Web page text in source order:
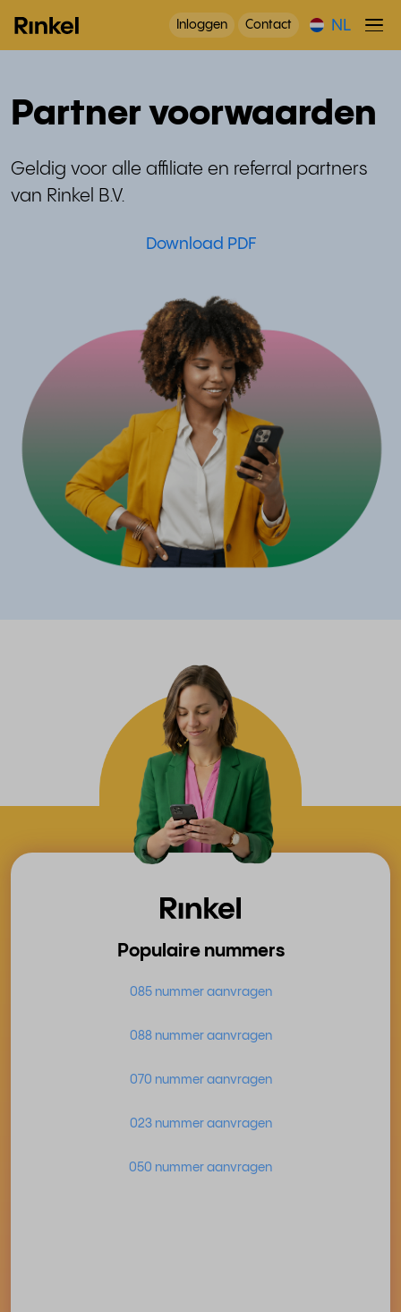
Inloggen Contact NL
Partner voorwaarden
Geldig voor alle affiliate en referral partners
van Rinkel B.V.
Download PDF
Populaire nummers
085 nummer aanvragen
088 nummer aanvragen
070 nummer aanvragen
023 nummer aanvragen
050 nummer aanvragen